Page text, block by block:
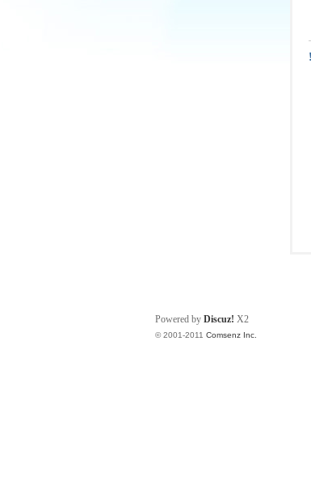
Powered by Discuz! X2
© 2001-2011 Comsenz Inc.